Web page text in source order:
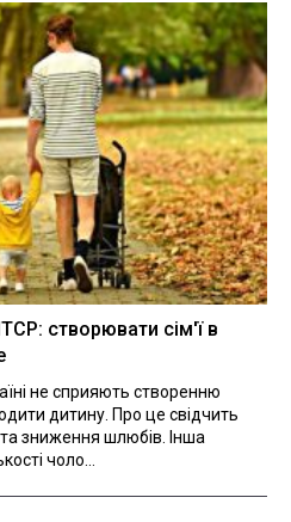
створювати сім'ї в
не сприяють створенню
дитину. Про це свідчить
та зниження шлюбів. Інша
чоло...